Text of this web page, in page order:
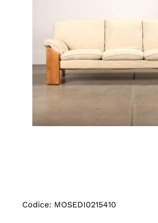
Codice: MOSEDI0215410